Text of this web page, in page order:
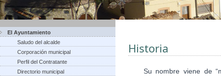
El Ayuntamiento
Saludo del alcalde
Corporación municipal
Perfil del Contratante
Directorio municipal
Historia
Su nombre viene de